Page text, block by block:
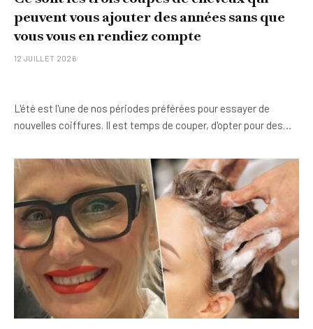
peuvent vous ajouter des années sans que
vous vous en rendiez compte
12 JUILLET 2026
L'été est l'une de nos périodes préférées pour essayer de
nouvelles coiffures. Il est temps de couper, d'opter pour des…